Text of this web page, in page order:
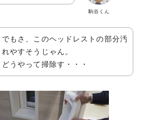
駒谷くん
でもさ、このヘッドレストの部分汚
れやすそうじゃん。
どうやって掃除す・・・